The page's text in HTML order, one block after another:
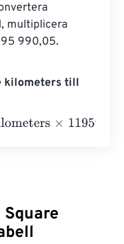
multiplicera
990,05.
kilometers till
×1195990.0463011